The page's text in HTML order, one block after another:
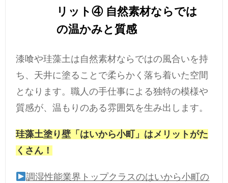
リット④ 自然素材ならでは
の温かみと質感
漆喰や珪藻土は自然素材ならではの風合いを持
ち、天井に塗ることで柔らかく落ち着いた空間
となります。職人の手仕事による独特の模様や
質感が、温もりのある雰囲気を生み出します。
珪藻土塗り壁「はいから小町」はメリットがた
くさん！
調湿性能業界トップクラスのはいから小町の